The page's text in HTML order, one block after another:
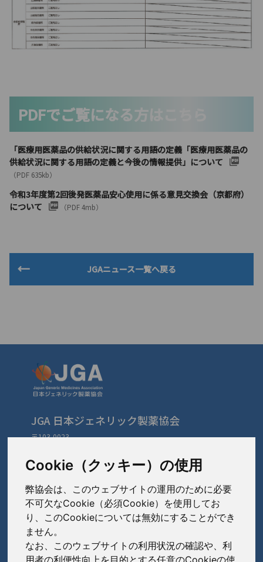
Cookie（クッキー）の使用
弊協会は、このウェブサイトの運用のために必要
不可欠なCookie（必須Cookie）を使用してお
り、このCookieについては無効にすることができ
ません。
なお、このウェブサイトの利用状況の確認や、利
用者の利便性向上を目的とする任意のCookieの使
PDFでご覧になる方はこちら
「医療用医薬品の供給状況に関する用語の定義「医療用医薬品の
供給状況に関する用語の定義と今後の情報提供」について
（PDF 635kb）
令和3年度第2回後発医薬品安心使用に係る意見交換会（京都府）
について
（PDF 4mb）
JGAニュース一覧へ戻る
JGA 日本ジェネリック製薬協会
〒103-0023
TEL: 03-3279-1890 / FAX: 03-3241-2978
会員会社（あ〜さ）
あゆみ製薬株式会社
岩城製薬株式会社
会員会社（た〜は）
大興製薬株式会社